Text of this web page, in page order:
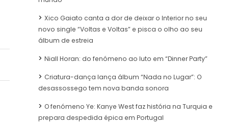
Xico Gaiato canta a dor de deixar o Interior no seu
novo single “Voltas e Voltas” e pisca o olho ao seu
álbum de estreia
Niall Horan: do fenómeno ao luto em “Dinner Party”
Criatura-dança lança álbum “Nada no Lugar”: O
desassossego tem nova banda sonora
O fenómeno Ye: Kanye West faz história na Turquia e
prepara despedida épica em Portugal